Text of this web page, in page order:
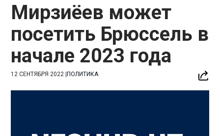
Мирзиёев может
посетить Брюссель в
начале 2023 года
12 СЕНТЯБРЯ 2022 |ПОЛИТИКА